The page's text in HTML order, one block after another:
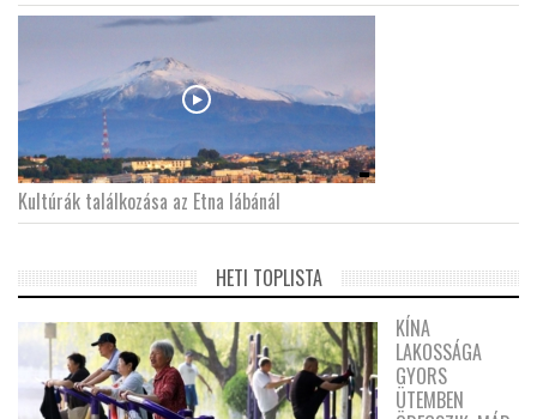
Kultúrák találkozása az Etna lábánál
HETI TOPLISTA
KÍNA
LAKOSSÁGA
GYORS
ÜTEMBEN